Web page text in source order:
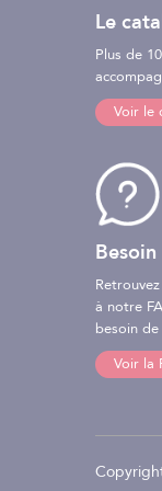
-
-
-
-
-
- Livré
Le
Plus de
Voir le
à notre
besoin
Voir la